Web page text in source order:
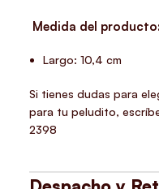
Medida del producto:
Largo: 10,4 cm
Si tienes dudas para
para tu peludito,
2398